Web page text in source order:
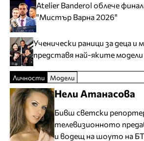
Atelier Banderol облече
"Мистър Варна 2026"
Ученически раници за деца и
представя най-яките модели
Личности Модели
Нели Атанасова
Бивш светски
телевизионното
и водещ на шоуто на